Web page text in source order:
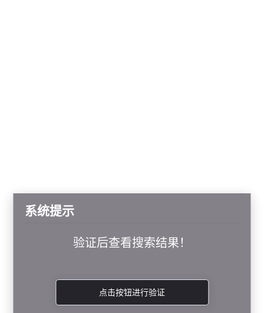
系统提示
验证后查看搜索结果！
点击按钮进行验证